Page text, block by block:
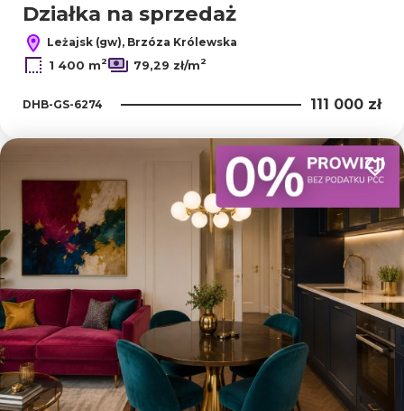
Działka na sprzedaż
Leżajsk (gw), Brzóza Królewska
1 400 m2 79,29 zł/m2
DHB-GS-6274 111 000 zł